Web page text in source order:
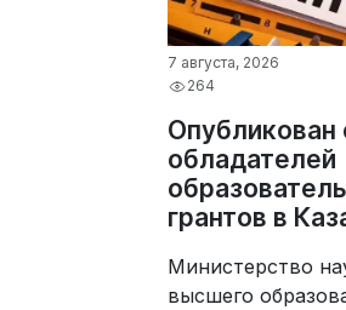
7 августа, 2026
264
Опубликован
обладателей
грантов в
Министерство
высшего